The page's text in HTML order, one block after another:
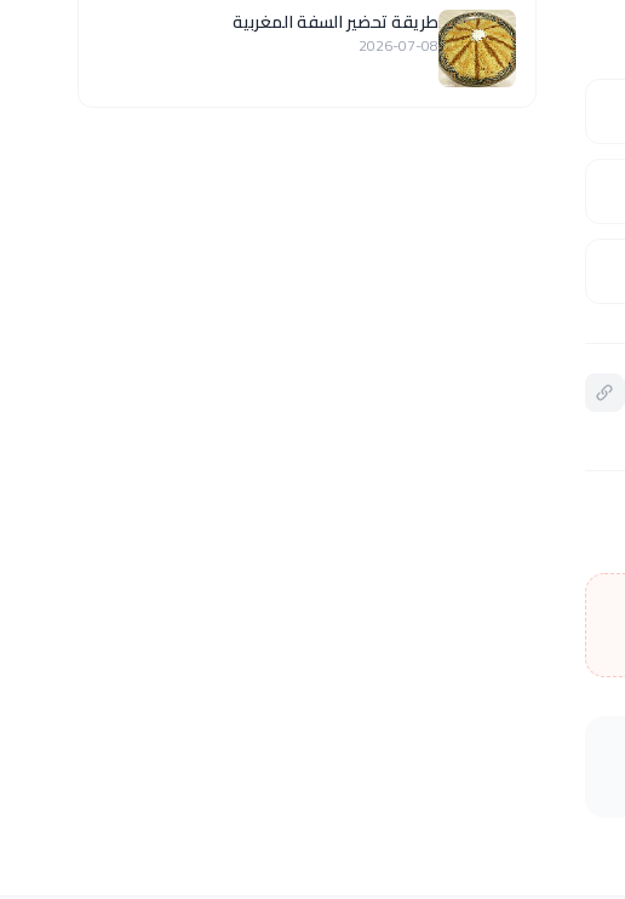
طريقة تحضير السفة المغربية
2026-07-08